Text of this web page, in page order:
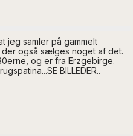
jeg samler på gammelt
også sælges noget af det.
og er fra Erzgebirge.
BILLEDER..